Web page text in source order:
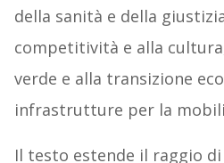
della sanità e della
competitività e alla
verde e alla transizione
infrastrutture per la
Il testo estende il raggio